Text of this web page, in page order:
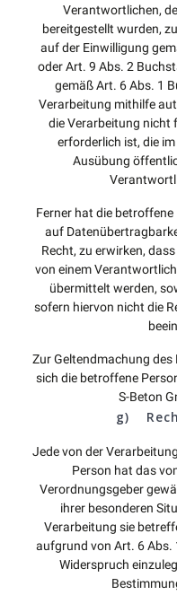
Verantwortlichen,
bereitgestellt wurden,
auf der Einwilligung
oder Art. 9 Abs. 2
gemäß Art. 6 Abs. 1
Verarbeitung mithilfe
die Verarbeitung nicht
erforderlich ist, die
Ausübung
Ferner hat die
auf
Recht, zu erwirken,
von einem
übermittelt werden,
sofern hiervon nicht die
Zur Geltendmachung
sich die betroffene
S-Beton
g)
Jede von der
Person hat das
Verordnungsgeber
ihrer besonderen
Verarbeitung sie
aufgrund von Art. 6 Abs.
Widerspruch